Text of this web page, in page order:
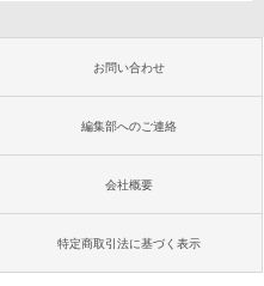
お問い合わせ
編集部へのご連絡
会社概要
特定商取引法に基づく表示